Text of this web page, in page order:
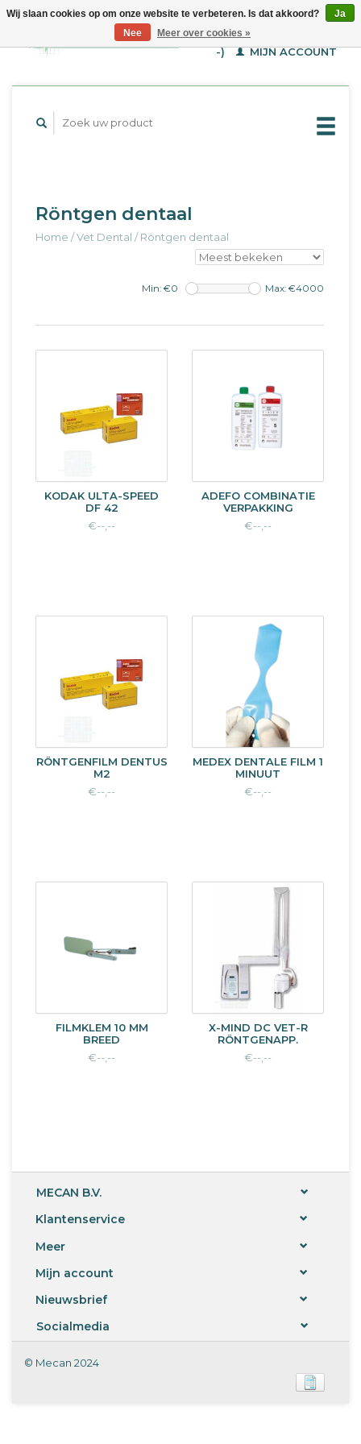
WINKELWAGEN (€--,-
-)
MIJN ACCOUNT
Röntgen dentaal
Home /Vet Dental /Röntgen dentaal
Min: €0 Max: €4000
KODAK ULTA-SPEED
DF 42
€--,--
ADEFO COMBINATIE
VERPAKKING
€--,--
RÖNTGENFILM DENTUS
M2
€--,--
MEDEX DENTALE FILM 1
MINUUT
€--,--
FILMKLEM 10 MM
BREED
€--,--
X-MIND DC VET-R
RÖNTGENAPP.
€--,--
MECAN B.V.
Klantenservice
Meer
Mijn account
Nieuwsbrief
Socialmedia
Wij slaan cookies op om onze website te verbeteren. Is dat akkoord?
Ja
Nee
Meer over cookies »